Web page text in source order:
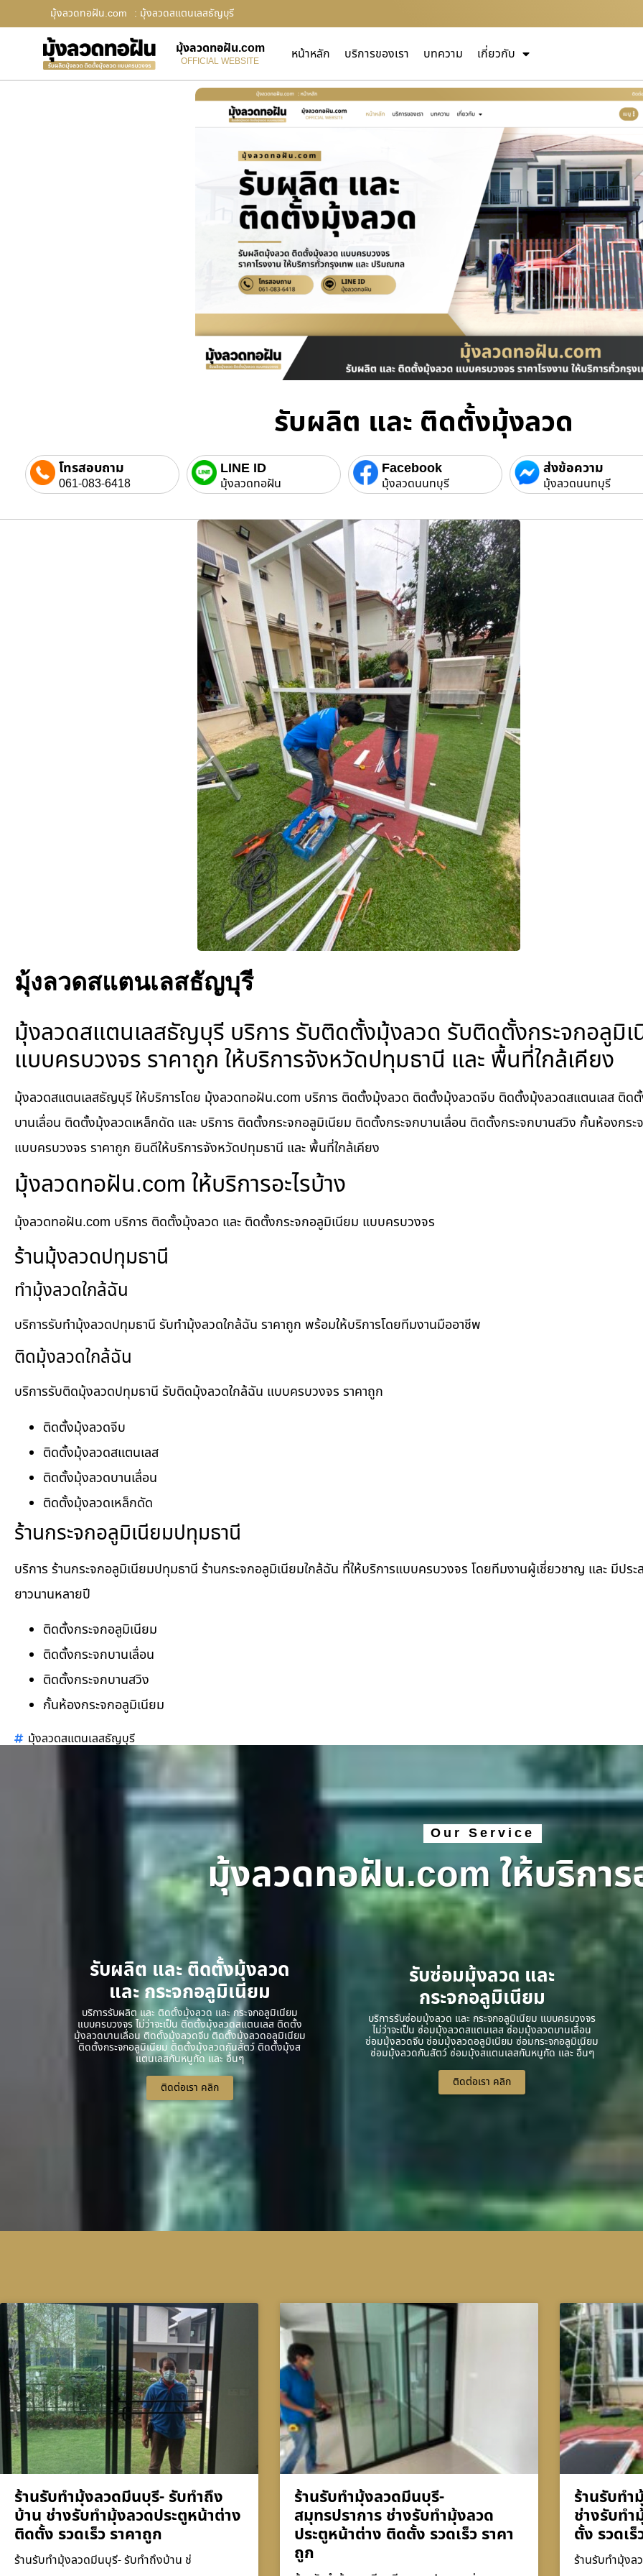
มุ้งลวดทอฝัน.com : มุ้งลวดสแตนเลสธัญบุรี
มุ้งลวดทอฝัน.com
OFFICIAL WEBSITE หน้าหลัก บริการของเรา บทความ เกี่ยวกับ
รับผลิต และ ติดตั้งมุ้งลวด
โทรสอบถาม
061-083-6418
LINE ID
มุ้งลวดทอฝัน
Facebook
มุ้งลวดนนทบุรี
ส่งข้อความ
มุ้งลวดนนทบุรี
มุ้งลวดสแตนเลสธัญบุรี
มุ้งลวดสแตนเลสธัญบุรี บริการ รับติดตั้งมุ้งลวด รับติดตั้งกระจกอลูมิเ
แบบครบวงจร ราคาถูก ให้บริการจังหวัดปทุมธานี และ พื้นที่ใกล้เคียง
มุ้งลวดสแตนเลสธัญบุรี ให้บริการโดย มุ้งลวดทอฝัน.com บริการ ติดตั้งมุ้งลวด ติดตั้งมุ้งลวดจีบ ติดตั้งมุ้งลวดสแตนเลส ติด
บานเลื่อน ติดตั้งมุ้งลวดเหล็กดัด และ บริการ ติดตั้งกระจกอลูมิเนียม ติดตั้งกระจกบานเลื่อน ติดตั้งกระจกบานสวิง กั้นห้องกระ
แบบครบวงจร ราคาถูก ยินดีให้บริการจังหวัดปทุมธานี และ พื้นที่ใกล้เคียง
มุ้งลวดทอฝัน.com ให้บริการอะไรบ้าง
มุ้งลวดทอฝัน.com บริการ ติดตั้งมุ้งลวด และ ติดตั้งกระจกอลูมิเนียม แบบครบวงจร
ร้านมุ้งลวดปทุมธานี
ทำมุ้งลวดใกล้ฉัน
บริการรับทำมุ้งลวดปทุมธานี รับทำมุ้งลวดใกล้ฉัน ราคาถูก พร้อมให้บริการโดยทีมงานมืออาชีพ
ติดมุ้งลวดใกล้ฉัน
บริการรับติดมุ้งลวดปทุมธานี รับติดมุ้งลวดใกล้ฉัน แบบครบวงจร ราคาถูก
ติดตั้งมุ้งลวดจีบ
ติดตั้งมุ้งลวดสแตนเลส
ติดตั้งมุ้งลวดบานเลื่อน
ติดตั้งมุ้งลวดเหล็กดัด
ร้านกระจกอลูมิเนียมปทุมธานี
บริการ ร้านกระจกอลูมิเนียมปทุมธานี ร้านกระจกอลูมิเนียมใกล้ฉัน ที่ให้บริการแบบครบวงจร โดยทีมงานผู้เชี่ยวชาญ และ มีปร
ยาวนานหลายปี
ติดตั้งกระจกอลูมิเนียม
ติดตั้งกระจกบานเลื่อน
ติดตั้งกระจกบานสวิง
กั้นห้องกระจกอลูมิเนียม
มุ้งลวดสแตนเลสธัญบุรี
Our Service
มุ้งลวดทอฝัน.com ให้บริการ
รับผลิต และ ติดตั้งมุ้งลวด
และ กระจกอลูมิเนียม
บริการรับผลิต และ ติดตั้งมุ้งลวด และ กระจกอลูมิเนียม
แบบครบวงจร ไม่ว่าจะเป็น ติดตั้งมุ้งลวดสแตนเลส ติดตั้ง
มุ้งลวดบานเลื่อน ติดตั้งมุ้งลวดจีบ ติดตั้งมุ้งลวดอลูมิเนียม
ติดตั้งกระจกอลูมิเนียม ติดตั้งมุ้งลวดกันสัตว์ ติดตั้งมุ้งส
แตนเลสกันหนูกัด และ อื่นๆ
ติดต่อเรา คลิก
รับซ่อมมุ้งลวด และ
กระจกอลูมิเนียม
บริการรับซ่อมมุ้งลวด และ กระจกอลูมิเนียม แบบครบวงจร
ไม่ว่าจะเป็น ซ่อมมุ้งลวดสแตนเลส ซ่อมมุ้งลวดบานเลื่อน
ซ่อมมุ้งลวดจีบ ซ่อมมุ้งลวดอลูมิเนียม ซ่อมกระจกอลูมิเนียม
ซ่อมมุ้งลวดกันสัตว์ ซ่อมมุ้งสแตนเลสกันหนูกัด และ อื่นๆ
ติดต่อเรา คลิก
ร้านรับทำมุ้งลวดมีนบุรี- รับทำถึง
บ้าน ช่างรับทำมุ้งลวดประตูหน้าต่าง
ติดตั้ง รวดเร็ว ราคาถูก
ร้านรับทำมุ้งลวดมีนบุรี- รับทำถึงบ้าน ช่
ร้านรับทำมุ้งลวดมีนบุรี-
สมุทรปราการ ช่างรับทำมุ้งลวด
ประตูหน้าต่าง ติดตั้ง รวดเร็ว ราคา
ถูก
ร้านรับท
ช่างรับทำ
ตั้ง รวดเ
ร้านรับทำมุ้งล